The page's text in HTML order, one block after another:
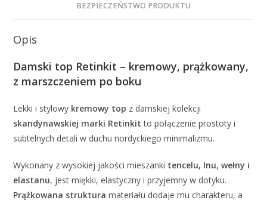
BEZPIECZEŃSTWO PRODUKTU
Opis
Damski top Retinkit – kremowy, prążkowany,
z marszczeniem po boku
Lekki i stylowy kremowy top z damskiej kolekcji
skandynawskiej marki Retinkit to połączenie prostoty i
subtelnych detali w duchu nordyckiego minimalizmu.
Wykonany z wysokiej jakości mieszanki tencelu, lnu, wełny i
elastanu, jest miękki, elastyczny i przyjemny w dotyku.
Prążkowana struktura materiału dodaje mu charakteru, a